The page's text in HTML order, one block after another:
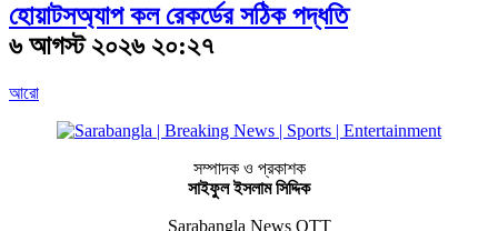
হোয়াটসঅ্যাপ কল রেকর্ডের সঠিক পদ্ধতি
৬ আগস্ট ২০২৬ ২০:২৭
আরো
সম্পাদক ও প্রকাশক
সাইফুল ইসলাম সিদ্দিক
Sarabangla News OTT